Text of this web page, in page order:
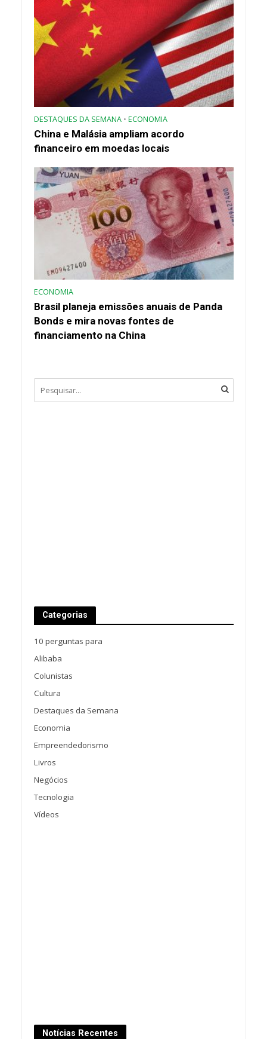
DESTAQUES DA SEMANA • ECONOMIA
China e Malásia ampliam acordo
financeiro em moedas locais
ECONOMIA
Brasil planeja emissões anuais de Panda
Bonds e mira novas fontes de
financiamento na China
Categorias
10 perguntas para
Alibaba
Colunistas
Cultura
Destaques da Semana
Economia
Empreendedorismo
Livros
Negócios
Tecnologia
Vídeos
Notícias Recentes